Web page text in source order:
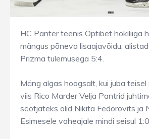
HC Panter teenis Optibet hokiliiga
mängus põneva lisaajavõidu,
Prizma tulemusega 5:4.
Mäng algas hoogsalt, kui juba teisel
viis Rico Marder Velja Pantrid
söötjateks olid Nikita Fedorovits ja
Esimesele vaheajale mindi seisul